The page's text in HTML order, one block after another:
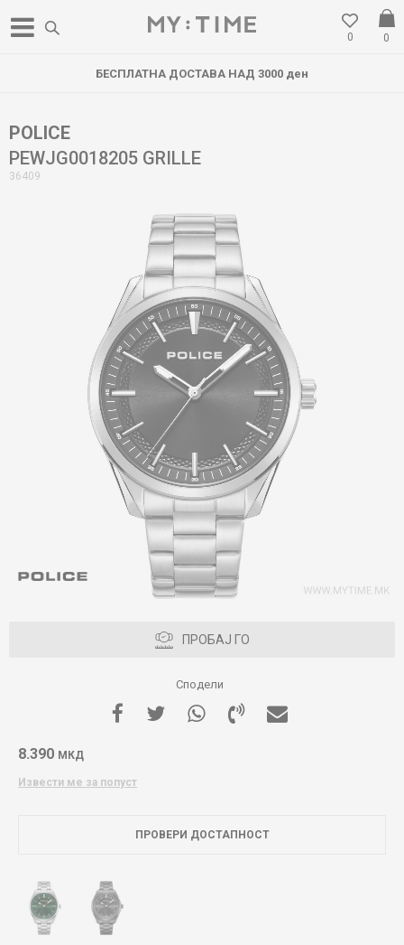
0
0
БЕСПЛАТНА ДОСТАВА НАД 3000 ден
POLICE
PEWJG0018205 GRILLE
36409
ПРОБАЈ ГО
Сподели
8.390 МКД
Извести ме за попуст
ПРОВЕРИ ДОСТАПНОСТ